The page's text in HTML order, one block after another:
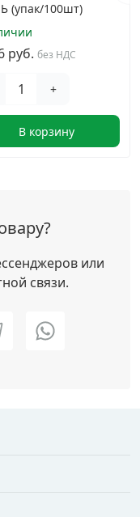
(упак/100шт)
руб. без НДС
+
В корзину
или
связи.